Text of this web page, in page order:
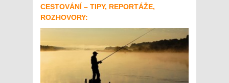
CESTOVÁNÍ – TIPY, REPORTÁŽE,
ROZHOVORY: